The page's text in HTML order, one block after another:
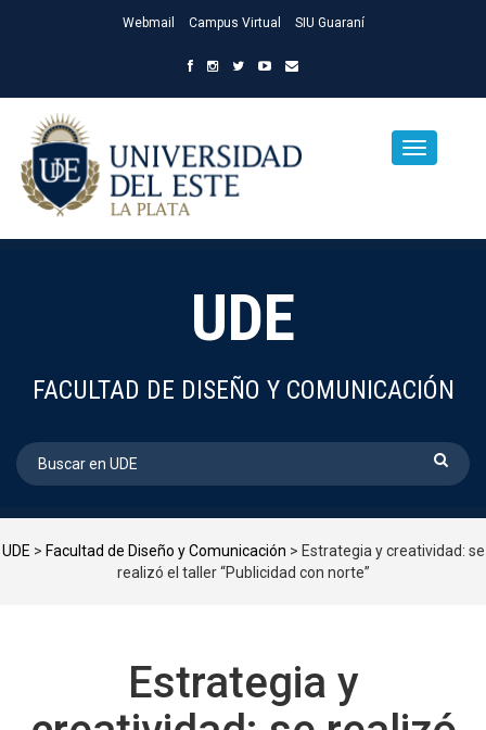
Webmail Campus Virtual SIU Guaraní
UDE
FACULTAD DE DISEÑO Y COMUNICACIÓN
UDE > Facultad de Diseño y Comunicación > Estrategia y creatividad: se
realizó el taller “Publicidad con norte”
Estrategia y